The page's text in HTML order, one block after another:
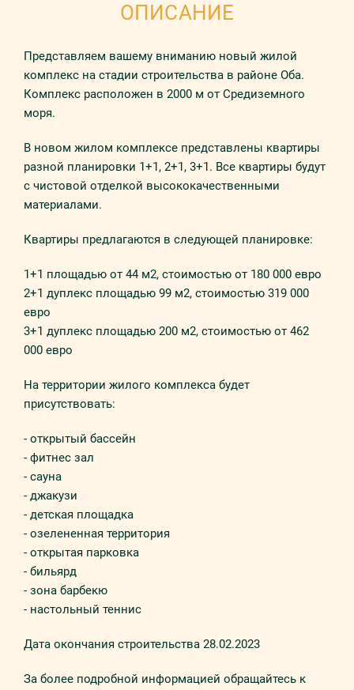
ОПИСАНИЕ
Представляем вашему вниманию новый жилой
комплекс на стадии строительства в районе Оба.
Комплекс расположен в 2000 м от Средиземного
моря.
В новом жилом комплексе представлены квартиры
разной планировки 1+1, 2+1, 3+1. Все квартиры будут
с чистовой отделкой высококачественными
материалами.
Квартиры предлагаются в следующей планировке:
1+1 площадью от 44 м2, стоимостью от 180 000 евро
2+1 дуплекс площадью 99 м2, стоимостью 319 000
евро
3+1 дуплекс площадью 200 м2, стоимостью от 462
000 евро
На территории жилого комплекса будет
присутствовать:
- открытый бассейн
- фитнес зал
- сауна
- джакузи
- детская площадка
- озелененная территория
- открытая парковка
- бильярд
- зона барбекю
- настольный теннис
Дата окончания строительства 28.02.2023
За более подробной информацией обращайтесь к